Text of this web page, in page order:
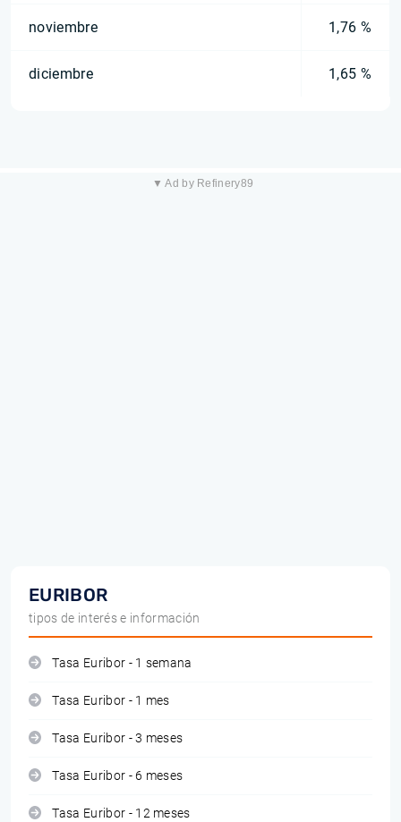
noviembre 1,76 %
diciembre 1,65 %
▼ Ad by Refinery89
EURIBOR
tipos de interés e información
Tasa Euribor - 1 semana
Tasa Euribor - 1 mes
Tasa Euribor - 3 meses
Tasa Euribor - 6 meses
Tasa Euribor - 12 meses